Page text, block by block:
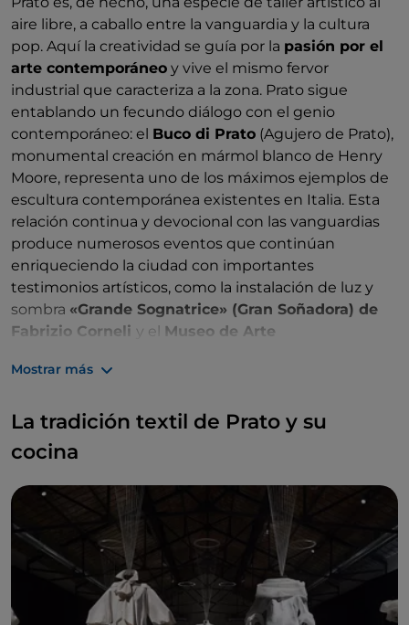
aire libre, a caballo entre la vanguardia y la cultura
pop. Aquí la creatividad se guía por la pasión por el
arte contemporáneo y vive el mismo fervor
industrial que caracteriza a la zona. Prato sigue
entablando un fecundo diálogo con el genio
contemporáneo: el Buco di Prato (Agujero de Prato),
monumental creación en mármol blanco de Henry
Moore, representa uno de los máximos ejemplos de
escultura contemporánea existentes en Italia. Esta
relación continua y devocional con las vanguardias
produce numerosos eventos que continúan
enriqueciendo la ciudad con importantes
testimonios artísticos, como la instalación de luz y
sombra «Grande Sognatrice» (Gran Soñadora) de
Fabrizio Corneli y el Museo de Arte
Mostrar más
La tradición textil de Prato y su
cocina